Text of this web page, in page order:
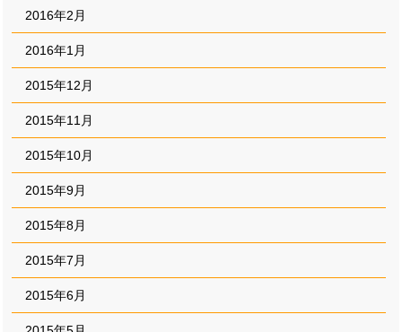
2016年2月
2016年1月
2015年12月
2015年11月
2015年10月
2015年9月
2015年8月
2015年7月
2015年6月